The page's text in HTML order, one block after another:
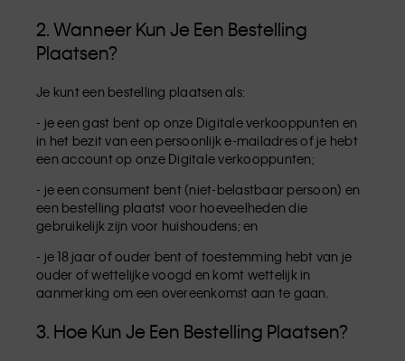
2. Wanneer Kun Je Een Bestelling
Plaatsen?
Je kunt een bestelling plaatsen als:
- je een gast bent op onze Digitale verkooppunten en
in het bezit van een persoonlijk e-mailadres of je hebt
een account op onze Digitale verkooppunten;
- je een consument bent (niet-belastbaar persoon) en
een bestelling plaatst voor hoeveelheden die
gebruikelijk zijn voor huishoudens; en
- je 18 jaar of ouder bent of toestemming hebt van je
ouder of wettelijke voogd en komt wettelijk in
aanmerking om een overeenkomst aan te gaan.
3. Hoe Kun Je Een Bestelling Plaatsen?